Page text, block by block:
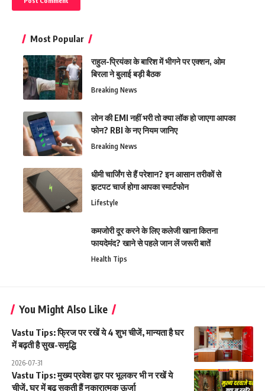
Most Popular
राहुल-प्रियंका के बारिश में भीगने पर एक्शन, ओम
बिरला ने बुलाई बड़ी बैठक
Breaking News
लोन की EMI नहीं भरी तो क्या लॉक हो जाएगा आपका
फोन? RBI के नए नियम जानिए
Breaking News
धीमी चार्जिंग से हैं परेशान? इन आसान तरीकों से
झटपट चार्ज होगा आपका स्मार्टफोन
Lifestyle
कमजोरी दूर करने के लिए कलेजी खाना कितना
फायदेमंद? खाने से पहले जान लें जरूरी बातें
Health Tips
You Might Also Like
Vastu Tips: फ्रिज पर रखें ये 4 शुभ चीजें, मान्यता है घर
में बढ़ती है सुख-समृद्धि
2026-07-31
Vastu Tips: मुख्य प्रवेश द्वार पर भूलकर भी न रखें ये
चीजें, घर में बढ़ सकती हैं नकारात्मक ऊर्जा